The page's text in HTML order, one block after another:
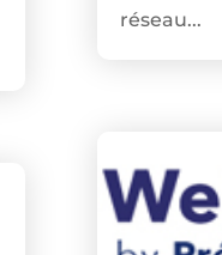
réseau...